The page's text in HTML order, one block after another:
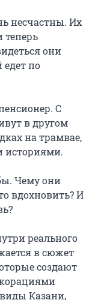
несчастны. Их
теперь
они
едет по
С
в другом
на трамвае,
историями.
Чему они
вдохновить? И
реального
в сюжет
создают
Казани,